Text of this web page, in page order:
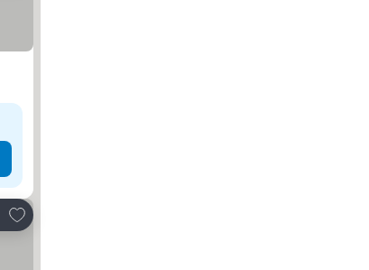
Dodati u favorite